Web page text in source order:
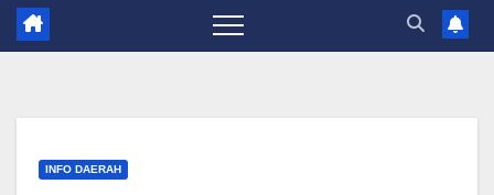
INFO DAERAH